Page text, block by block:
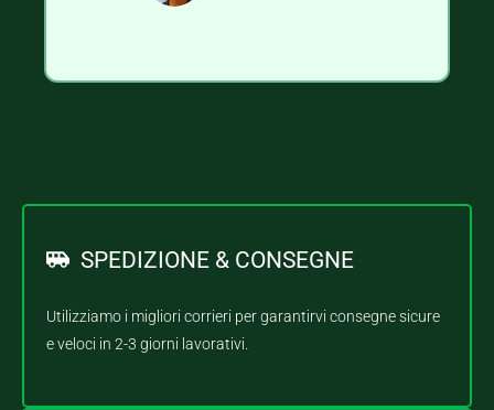
SPEDIZIONE & CONSEGNE
Utilizziamo i migliori corrieri per garantirvi consegne sicure
e veloci in 2-3 giorni lavorativi.